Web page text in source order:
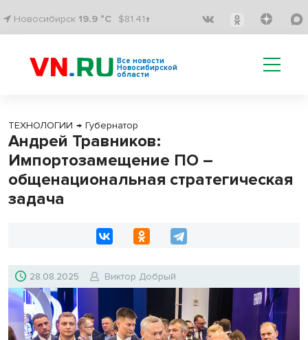
Новосибирск 19.9 °C $81.41↑
Все новости
Новосибирской
области
ТЕХНОЛОГИИ → Губернатор
Андрей Травников:
Импортозамещение ПО –
общенациональная стратегическая
задача
28.08.2025 Виктор Добрый